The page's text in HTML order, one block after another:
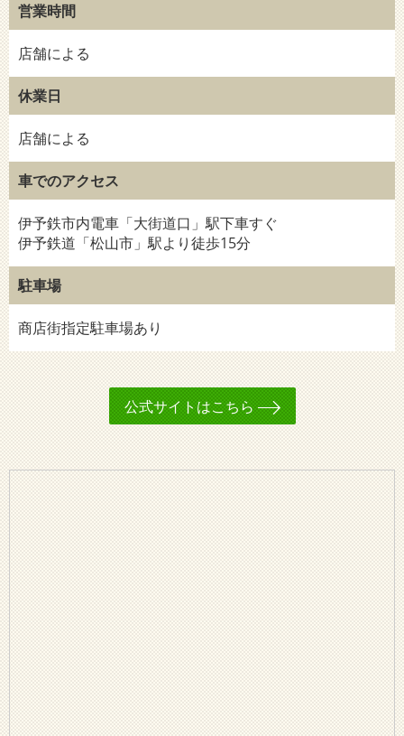
営業時間
店舗による
休業日
店舗による
車でのアクセス
伊予鉄市内電車「大街道口」駅下車すぐ
伊予鉄道「松山市」駅より徒歩15分
駐車場
商店街指定駐車場あり
公式サイトはこちら